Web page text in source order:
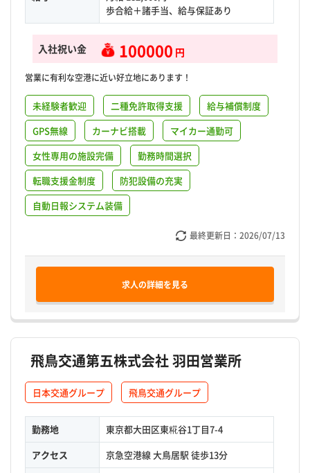
歩合給＋諸手当、給与保証あり
入社祝い金 100000 円
営業に有利な空港に近い好立地にあります！
未経験者歓迎 二種免許取得支援
給与補償制度
GPS無線
カーナビ搭載
マイカー通勤可
女性専用の施設完備
勤務時間選択
転職支援金制度
防犯設備の充実
自動日報システム装備
最終更新日： 2026/07/13
求人の詳細を見る
飛鳥交通第五株式会社 羽田営業所
日本交通グループ 飛鳥交通グループ
勤務地
東京都大田区東糀谷1丁目7-4
アクセス
京急空港線 大鳥居駅 徒歩13分